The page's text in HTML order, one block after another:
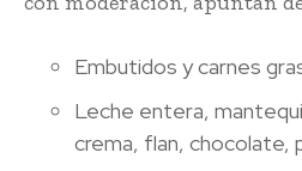
Embutidos y carnes
Leche entera,
crema, flan, chocolate,